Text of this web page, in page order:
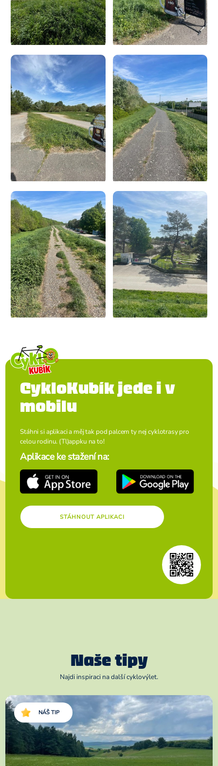
CykloKubík jede i v
mobilu
Stáhni si aplikaci a měj tak pod palcem ty nej cyklotrasy pro
celou rodinu. (Tl)appku na to!
Aplikace ke stažení na:
STÁHNOUT APLIKACI
Naše tipy
Najdi inspiraci na další cyklovýlet.
NÁŠ TIP